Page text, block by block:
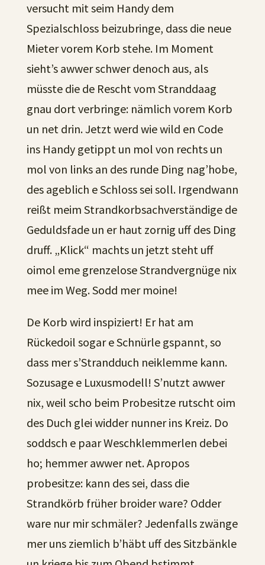
versucht mit seim Handy dem
Spezialschloss beizubringe, dass die neue
Mieter vorem Korb stehe. Im Moment
sieht’s awwer schwer denoch aus, als
müsste die de Rescht vom Stranddaag
gnau dort verbringe: nämlich vorem Korb
un net drin. Jetzt werd wie wild en Code
ins Handy getippt un mol von rechts un
mol von links an des runde Ding nag’hobe,
des ageblich e Schloss sei soll. Irgendwann
reißt meim Strandkorbsachverständige de
Geduldsfade un er haut zornig uff des Ding
druff. „Klick“ machts un jetzt steht uff
oimol eme grenzelose Strandvergnüge nix
mee im Weg. Sodd mer moine!
De Korb wird inspiziert! Er hat am
Rückedoil sogar e Schnürle gspannt, so
dass mer s’Strandduch neiklemme kann.
Sozusage e Luxusmodell! S’nutzt awwer
nix, weil scho beim Probesitze rutscht oim
des Duch glei widder nunner ins Kreiz. Do
soddsch e paar Weschklemmerlen debei
ho; hemmer awwer net. Apropos
probesitze: kann des sei, dass die
Strandkörb früher broider ware? Odder
ware nur mir schmäler? Jedenfalls zwänge
mer uns ziemlich b’häbt uff des Sitzbänkle